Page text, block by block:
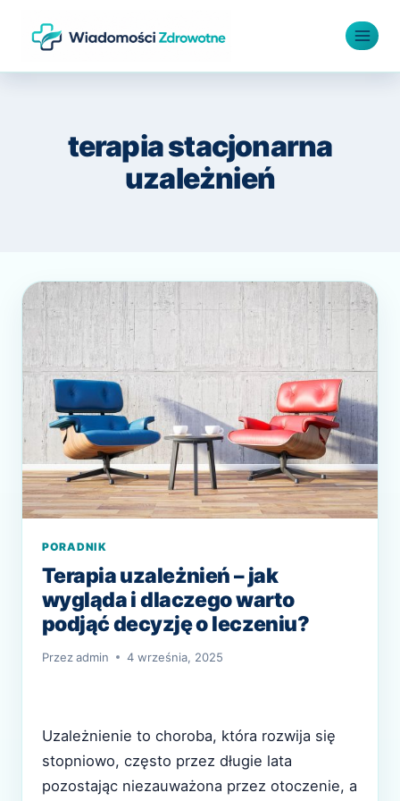
terapia stacjonarna
uzależnień
PORADNIK
Terapia uzależnień – jak
wygląda i dlaczego warto
podjąć decyzję o leczeniu?
Przezadmin 4 września, 2025
Uzależnienie to choroba, która rozwija się
stopniowo, często przez długie lata
pozostając niezauważona przez otoczenie, a